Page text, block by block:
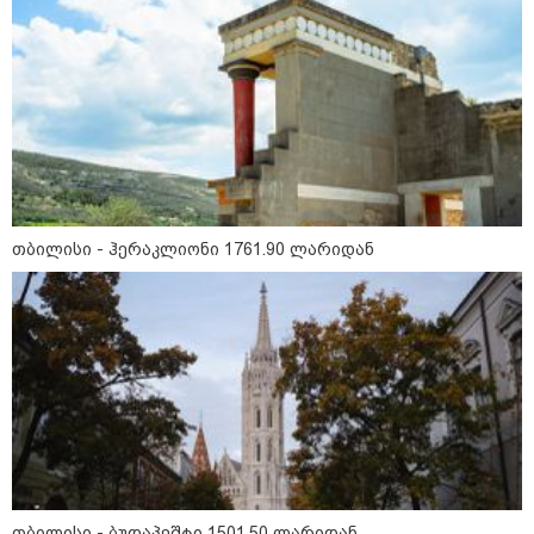
- რუსს, ყაზახს, უკრაინელს,
შვეიცარიელს, იტალიელს,
ამერიკელს, შეუძლია
ჩამოვიდეს, დახარჯოს ფული...
არავინ შეზღუდული არაა" -
კალაძე
10:45 / 07-08-2026
"აშშ კვლავაც ღრმად
შეშფოთებულია რუსეთის მიერ
საქართველოს ტერიტორიის
განგრძობადი ოკუპაციით" -
აშშ-ის საელჩო
კატეგორიის ყველა სიახლე
მკითხველის რჩევით
თბილისი - ჰერაკლიონი 1761.90 ლარიდან